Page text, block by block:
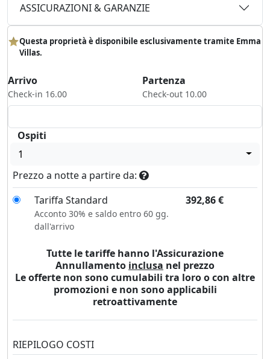
ASSICURAZIONI & GARANZIE
Questa proprietà è disponibile esclusivamente tramite Emma
Villas.
Arrivo
Check-in 16.00
Partenza
Check-out 10.00
Ospiti
1
Prezzo a notte a partire da:
Tariffa Standard
392,86€
Acconto 30% e saldo entro 60 gg.
dall'arrivo
Tutte le tariffe hanno l'Assicurazione
Annullamento inclusa nel prezzo
Le offerte non sono cumulabili tra loro o con altre
promozioni e non sono applicabili
retroattivamente
RIEPILOGO COSTI